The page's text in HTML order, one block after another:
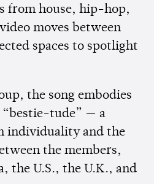
from house, hip-hop,
moves between
spaces to spotlight
the song embodies
tude” — a
individuality and the
the members,
the U.S., the U.K., and